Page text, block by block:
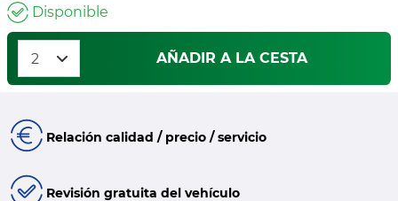
Disponible
AÑADIR A LA CESTA
Relación calidad / precio / servicio
Revisión gratuita del vehículo